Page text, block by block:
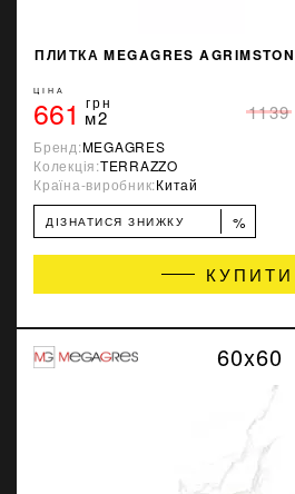
ПЛИТКА MEGAGRES
ЦІНА
661 грн
м2 1139
Бренд:MEGAGRES
Колекція:TERRAZZO
Країна-виробник:Китай
ДІЗНАТИСЯ ЗНИЖКУ %
КУПИТИ
60x60